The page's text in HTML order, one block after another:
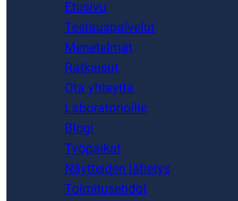
Etusivu
Testauspalvelut
Menetelmät
Ratkaisut
Ota yhteyttä
Laboratorioille
Blogi
Työpaikat
Näytteiden lähetys
Toimitusehdot